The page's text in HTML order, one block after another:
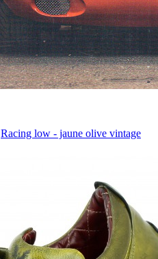
Racing low - jaune olive vintage